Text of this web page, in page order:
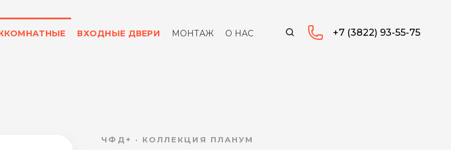
ВХОДНЫЕ ДВЕРИ МОНТАЖ О НАС +7 (3822) 93-55-75
ЧФД+ · КОЛЛЕКЦИЯ ПЛАНУМ